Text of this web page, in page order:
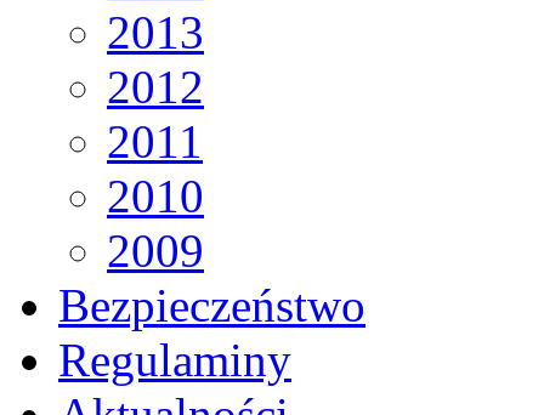
2013
2012
2011
2010
2009
Bezpieczeństwo
Regulaminy